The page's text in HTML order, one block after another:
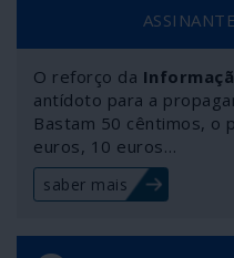
militares de ataque cada
necessidade de
humanas. Os sistemas
“guerra inteligente”, novo
armamentos daqueles
para resolver os seus
interesses e intimidar
O reforço da
antídoto para a
Bastam 50 cêntimos, o
euros, 10 euros…
saber mais